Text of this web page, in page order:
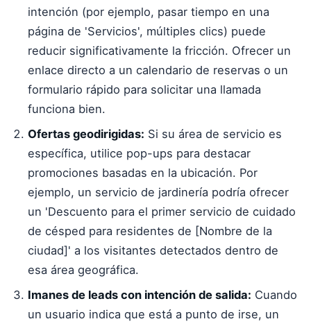
intención (por ejemplo, pasar tiempo en una
página de 'Servicios', múltiples clics) puede
reducir significativamente la fricción. Ofrecer un
enlace directo a un calendario de reservas o un
formulario rápido para solicitar una llamada
funciona bien.
Ofertas geodirigidas: Si su área de servicio es
específica, utilice pop-ups para destacar
promociones basadas en la ubicación. Por
ejemplo, un servicio de jardinería podría ofrecer
un 'Descuento para el primer servicio de cuidado
de césped para residentes de [Nombre de la
ciudad]' a los visitantes detectados dentro de
esa área geográfica.
Imanes de leads con intención de salida: Cuando
un usuario indica que está a punto de irse, un